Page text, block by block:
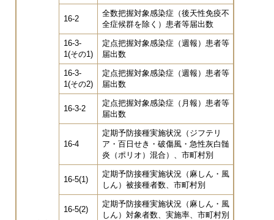
16-2
全数把握対象感染症（後天性免疫不
全症候群を除く）患者等届出数
16-3-
1(その1)
定点把握対象感染症（週報）患者等
届出数
16-3-
1(その2)
定点把握対象感染症（週報）患者等
届出数
16-3-2
定点把握対象感染症（月報）患者等
届出数
16-4
定期予防接種実施状況（ジフテリ
ア・百日せき・破傷風・急性灰白髄
炎（ポリオ）混合）、市町村別
16-5(1)
定期予防接種実施状況（麻しん・風
しん）被接種者数、市町村別
16-5(2)
定期予防接種実施状況（麻しん・風
しん）対象者数、実施率、市町村別